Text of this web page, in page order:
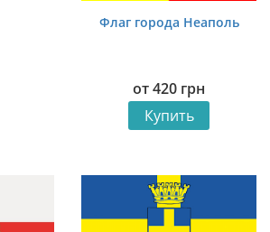
Флаг города Неаполь
от420 грн
Купить